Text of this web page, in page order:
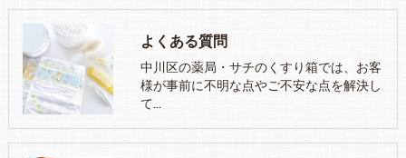
よくある質問
中川区の薬局・サチのくすり箱では、お客
様が事前に不明な点やご不安な点を解決し
て…